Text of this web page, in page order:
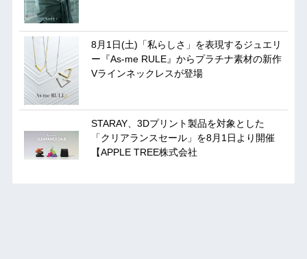
8月1日(土)「私らしさ」を表現するジュエリ
ー『As-me RULE』からプラチナ素材の新作
Vラインネックレスが登場
STARAY、3Dプリント製品を対象とした
「クリアランスセール」を8月1日より開催
【APPLE TREE株式会社